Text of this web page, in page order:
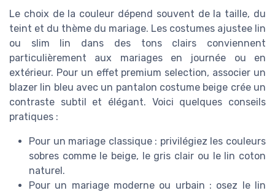
Le choix de la couleur dépend souvent de la taille, du
teint et du thème du mariage. Les costumes ajustee lin
ou slim lin dans des tons clairs conviennent
particulièrement aux mariages en journée ou en
extérieur. Pour un effet premium selection, associer un
blazer lin bleu avec un pantalon costume beige crée un
contraste subtil et élégant. Voici quelques conseils
pratiques :
Pour un mariage classique : privilégiez les couleurs
sobres comme le beige, le gris clair ou le lin coton
naturel.
Pour un mariage moderne ou urbain : osez le lin